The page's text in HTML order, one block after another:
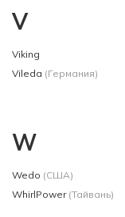
V
Viking
Vileda (Германия)
W
Wedo (США)
WhirlPower (Тайвань)